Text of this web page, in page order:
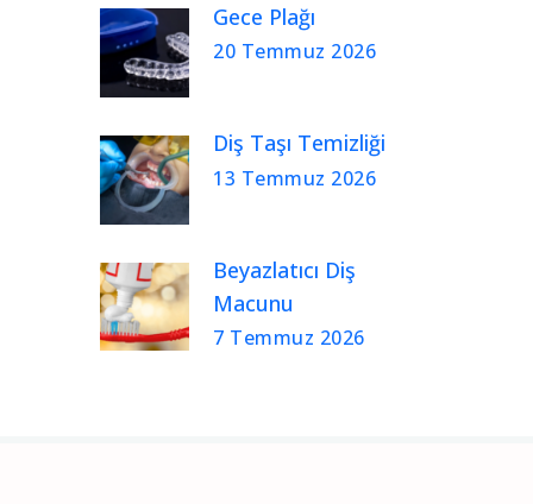
Gece Plağı
20 Temmuz 2026
Diş Taşı Temizliği
13 Temmuz 2026
Beyazlatıcı Diş
Macunu
7 Temmuz 2026